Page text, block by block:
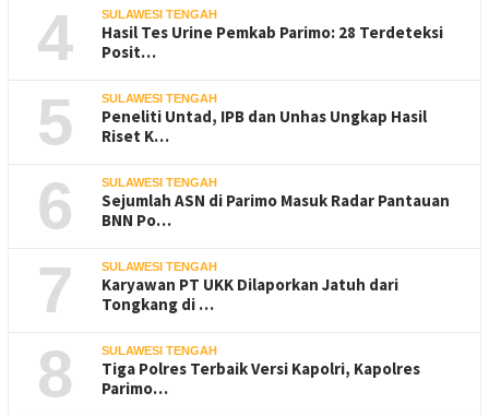
4 SULAWESI TENGAH
Hasil Tes Urine Pemkab Parimo: 28 Terdeteksi
Posit…
5 SULAWESI TENGAH
Peneliti Untad, IPB dan Unhas Ungkap Hasil
Riset K…
6 SULAWESI TENGAH
Sejumlah ASN di Parimo Masuk Radar Pantauan
BNN Po…
7 SULAWESI TENGAH
Karyawan PT UKK Dilaporkan Jatuh dari
Tongkang di …
8 SULAWESI TENGAH
Tiga Polres Terbaik Versi Kapolri, Kapolres
Parimo…